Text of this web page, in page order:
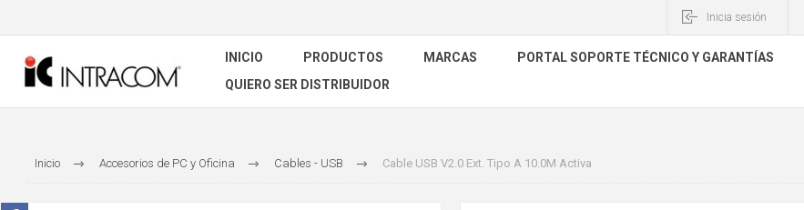
Inicia sesión
INICIO PRODUCTOS MARCAS PORTAL SOPORTE TÉCNICO Y GARANTÍAS
QUIERO SER DISTRIBUIDOR
Inicio Accesorios de PC y Oficina Cables - USB Cable USB V2.0 Ext. Tipo A 10.0M Activa